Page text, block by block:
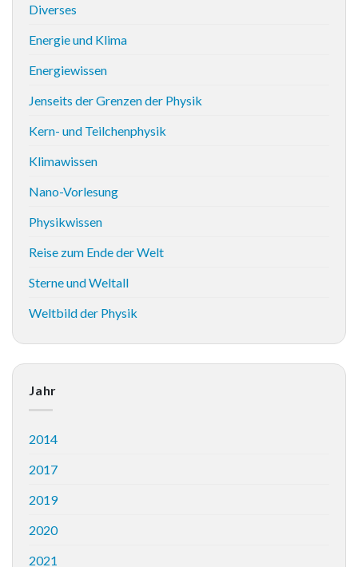
Diverses
Energie und Klima
Energiewissen
Jenseits der Grenzen der Physik
Kern- und Teilchenphysik
Klimawissen
Nano-Vorlesung
Physikwissen
Reise zum Ende der Welt
Sterne und Weltall
Weltbild der Physik
Jahr
2014
2017
2019
2020
2021